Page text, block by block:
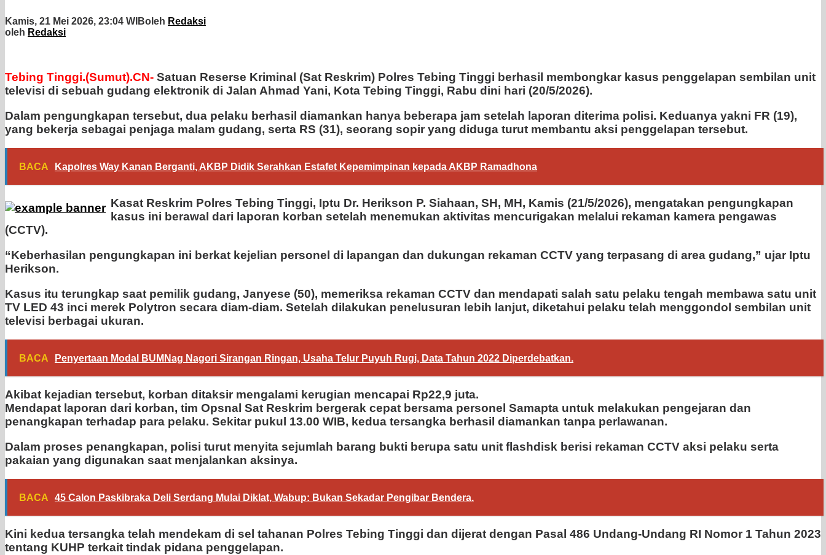
Kamis, 21 Mei 2026, 23:04 WIBoleh Redaksi
oleh Redaksi
Tebing Tinggi.(Sumut).CN- Satuan Reserse Kriminal (Sat Reskrim) Polres Tebing Tinggi berhasil membongkar kasus penggelapan sembilan unit
televisi di sebuah gudang elektronik di Jalan Ahmad Yani, Kota Tebing Tinggi, Rabu dini hari (20/5/2026).
Dalam pengungkapan tersebut, dua pelaku berhasil diamankan hanya beberapa jam setelah laporan diterima polisi. Keduanya yakni FR (19),
yang bekerja sebagai penjaga malam gudang, serta RS (31), seorang sopir yang diduga turut membantu aksi penggelapan tersebut.
BACA Kapolres Way Kanan Berganti, AKBP Didik Serahkan Estafet Kepemimpinan kepada AKBP Ramadhona
Kasat Reskrim Polres Tebing Tinggi, Iptu Dr. Herikson P. Siahaan, SH, MH, Kamis (21/5/2026), mengatakan pengungkapan
kasus ini berawal dari laporan korban setelah menemukan aktivitas mencurigakan melalui rekaman kamera pengawas
(CCTV).
“Keberhasilan pengungkapan ini berkat kejelian personel di lapangan dan dukungan rekaman CCTV yang terpasang di area gudang,” ujar Iptu
Herikson.
Kasus itu terungkap saat pemilik gudang, Janyese (50), memeriksa rekaman CCTV dan mendapati salah satu pelaku tengah membawa satu unit
TV LED 43 inci merek Polytron secara diam-diam. Setelah dilakukan penelusuran lebih lanjut, diketahui pelaku telah menggondol sembilan unit
televisi berbagai ukuran.
BACA Penyertaan Modal BUMNag Nagori Sirangan Ringan, Usaha Telur Puyuh Rugi, Data Tahun 2022 Diperdebatkan.
Akibat kejadian tersebut, korban ditaksir mengalami kerugian mencapai Rp22,9 juta.
Mendapat laporan dari korban, tim Opsnal Sat Reskrim bergerak cepat bersama personel Samapta untuk melakukan pengejaran dan
penangkapan terhadap para pelaku. Sekitar pukul 13.00 WIB, kedua tersangka berhasil diamankan tanpa perlawanan.
Dalam proses penangkapan, polisi turut menyita sejumlah barang bukti berupa satu unit flashdisk berisi rekaman CCTV aksi pelaku serta
pakaian yang digunakan saat menjalankan aksinya.
BACA 45 Calon Paskibraka Deli Serdang Mulai Diklat, Wabup: Bukan Sekadar Pengibar Bendera.
Kini kedua tersangka telah mendekam di sel tahanan Polres Tebing Tinggi dan dijerat dengan Pasal 486 Undang-Undang RI Nomor 1 Tahun 2023
tentang KUHP terkait tindak pidana penggelapan.